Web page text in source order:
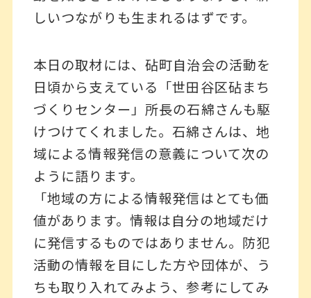
しいつながりも生まれるはずです。
本日の取材には、砧町自治会の活動を
日頃から支えている「世田谷区砧まち
づくりセンター」所長の石綿さんも駆
けつけてくれました。石綿さんは、地
域による情報発信の意義について次の
ように語ります。
「地域の方による情報発信はとても価
値があります。情報は自分の地域だけ
に発信するものではありません。防犯
活動の情報を目にした方や団体が、う
ちも取り入れてみよう、参考にしてみ